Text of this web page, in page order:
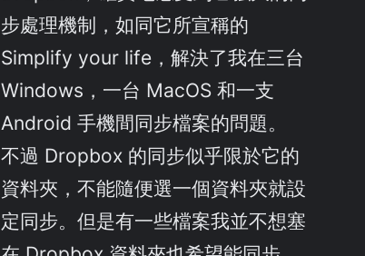
步處理機制，如同它所宣稱的
Simplify your life，解決了我在三台
Windows，一台 MacOS 和一支
Android 手機間同步檔案的問題。
不過 Dropbox 的同步似乎限於它的
資料夾，不能隨便選一個資料夾就設
定同步。但是有一些檔案我並不想塞